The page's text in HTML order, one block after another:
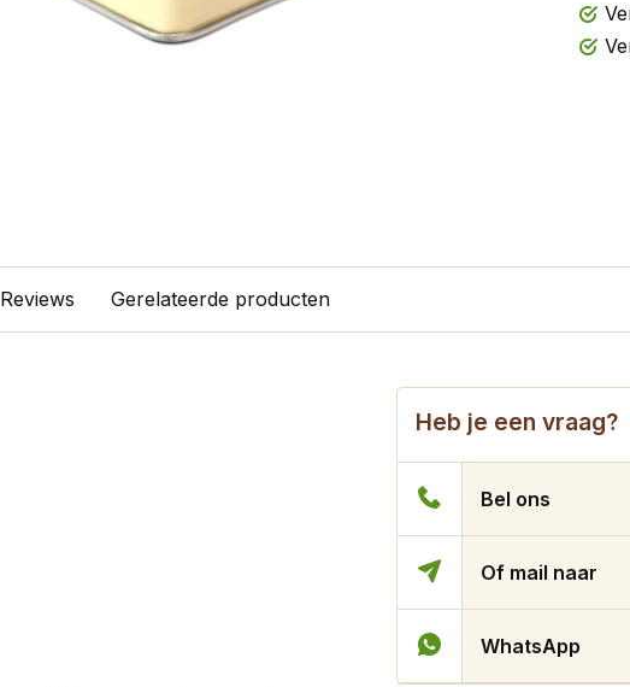
Reviews Gerelateerde producten
Heb je een vraag?
Bel ons
Of mail naar
WhatsApp